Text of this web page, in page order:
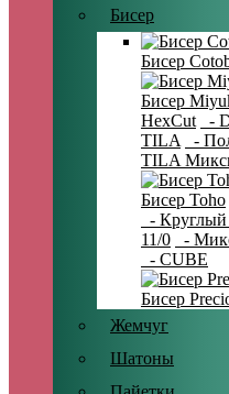
Бисер
Бисер
Бисер
HexCut
-
TILA
-
TILA
Бисер Toho
- Круглый
11/0
-
- CUBE
Бисер
Жемчуг
Шатоны